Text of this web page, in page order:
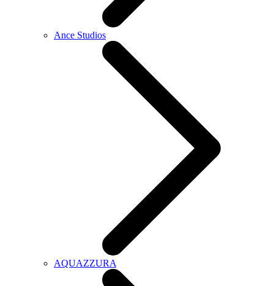
Ance Studios
AQUAZZURA